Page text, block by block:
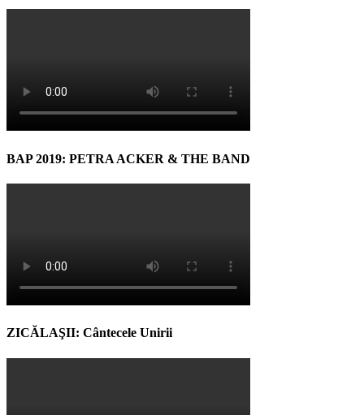
BAP 2019: PETRA ACKER & THE BAND
ZICĂLAŞII: Cântecele Unirii